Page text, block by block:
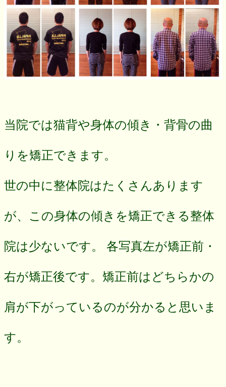
当院では猫背や身体の傾き・背骨の曲
りを矯正できます。
世の中に整体院はたくさんあります
が、この身体の傾きを矯正できる整体
院は少ないです。 各写真左が矯正前・
右が矯正後です。矯正前はどちらかの
肩が下がっているのが分かると思いま
す。